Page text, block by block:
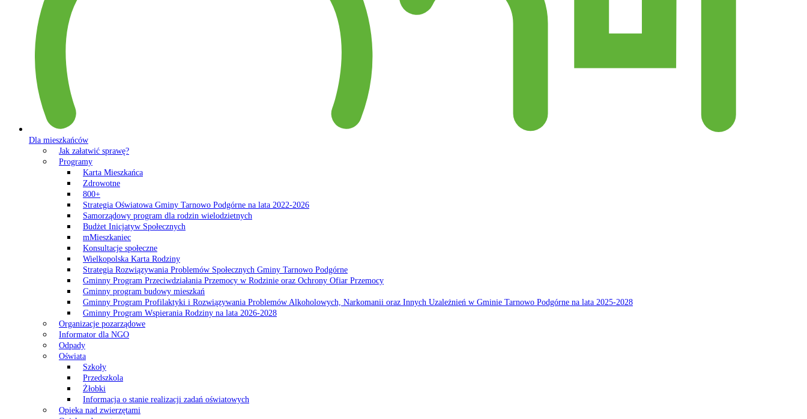
Dla mieszkańców
Jak załatwić sprawę?
Programy
Karta Mieszkańca
Zdrowotne
800+
Strategia Oświatowa Gminy Tarnowo Podgórne na lata 2022-2026
Samorządowy program dla rodzin wielodzietnych
Budżet Inicjatyw Społecznych
mMieszkaniec
Konsultacje społeczne
Wielkopolska Karta Rodziny
Strategia Rozwiązywania Problemów Społecznych Gminy Tarnowo Podgórne
Gminny Program Przeciwdziałania Przemocy w Rodzinie oraz Ochrony Ofiar Przemocy
Gminny program budowy mieszkań
Gminny Program Profilaktyki i Rozwiązywania Problemów Alkoholowych, Narkomanii oraz Innych Uzależnień w Gminie Tarnowo Podgórne na lata 2025-2028
Gminny Program Wspierania Rodziny na lata 2026-2028
Organizacje pozarządowe
Informator dla NGO
Odpady
Oświata
Szkoły
Przedszkola
Żłobki
Informacja o stanie realizacji zadań oświatowych
Opieka nad zwierzętami